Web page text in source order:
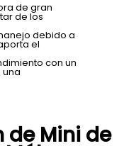
de gran
de los
debido a
el
con un
una
de Mini de